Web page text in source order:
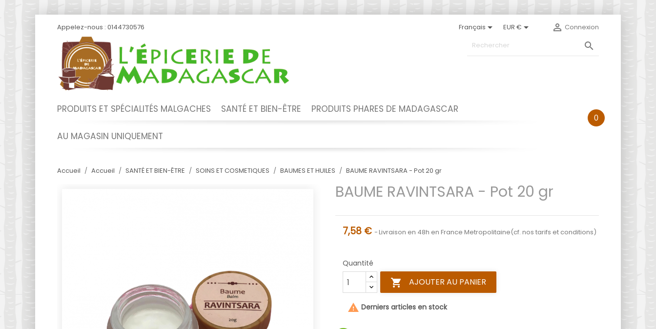
Appelez-nous : 0144730576 Français EUR €  Connexion

PRODUITS ET SPÉCIALITÉS MALGACHES SANTÉ ET BIEN-ÊTRE PRODUITS PHARES DE MADAGASCAR
AU MAGASIN UNIQUEMENT
0
Accueil Accueil SANTÉ ET BIEN-ÊTRE SOINS ET COSMETIQUES BAUMES ET HUILES BAUME RAVINTSARA - Pot 20 gr
BAUME RAVINTSARA - Pot 20 gr
7,58 € Livraison en 48h en France Metropolitaine(cf. nos tarifs et conditions)
Quantité
 AJOUTER AU PANIER
 Derniers articles en stock